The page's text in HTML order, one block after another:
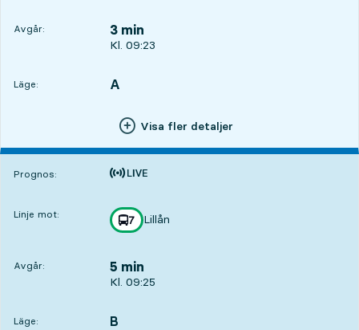
Avgår: 3 min
Avgår, Kl. 09:23, om 3 min
Kl. 09:23
Läge:
LÄGE, A
,
Visa fler detaljer
Prognos:
Tiden är prognos
Linje mot: linje
7
mot
Lillån
,
Avgår: 5 min
Avgår, Kl. 09:25, om 5 min
Kl. 09:25
Läge:
LÄGE, B
,